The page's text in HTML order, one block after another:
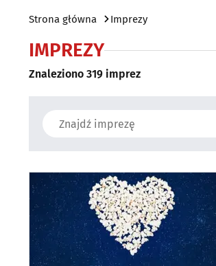
Strona główna Imprezy
IMPREZY
Znaleziono 319 imprez